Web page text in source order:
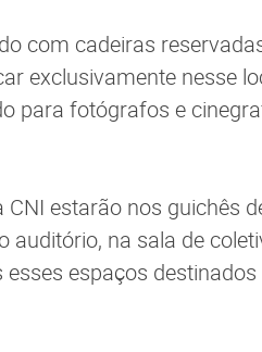
com cadeiras
exclusivamente nesse
para fotógrafos e
estarão nos guichês
na sala de
espaços